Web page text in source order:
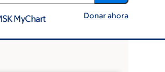
MyChart Donar ahora